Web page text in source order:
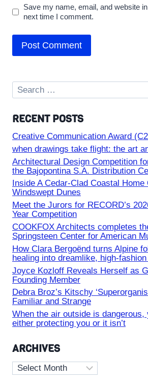
Save my name, email, and website
next time I comment.
Search
for:
RECENT POSTS
Creative Communication Award
when drawings take flight: the art
Architectural Design Competition
the Bajopontina S.A. Distribution
Inside A Cedar-Clad Coastal Home
Windswept Dunes
Meet the Jurors for RECORD’s
Year Competition
COOKFOX Architects completes
Springsteen Center for American
How Clara Bergoënd turns Alpine
healing into dreamlike, high-
Joyce Kozloff Reveals Herself as
Founding Member
Debra Broz’s Kitschy
Familiar and Strange
When the air outside is dangerous,
either protecting you or it isn’t
ARCHIVES
Archives